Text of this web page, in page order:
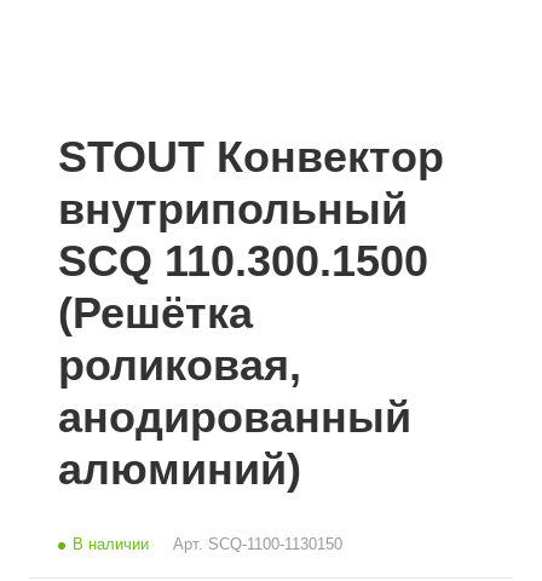
STOUT Конвектор
внутрипольный
SCQ 110.300.1500
(Решётка
роликовая,
анодированный
алюминий)
В наличии Арт. SCQ-1100-1130150